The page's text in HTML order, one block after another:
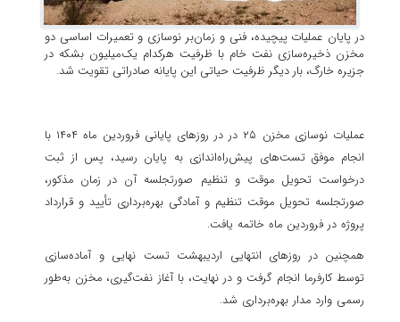
در پایان عملیات پیچیده، فنی و زمان‌بر نوسازی و تعمیرات اساسی دو
مخزن ذخیره‌سازی نفت خام با ظرفیت هرکدام یک‌میلیون بشکه در
جزیره خارگ، بار دیگر ظرفیت حیاتی این پایانه صادراتی تقویت شد.
عملیات نوسازی مخزن ۲۵ در در روزهای پایانی فروردین ماه ۱۴۰۴ با
انجام موفق تست‌های پیش‌راه‌اندازی به پایان رسید، پس از ثبت
درخواست تحویل موقت و تنظیم صورتجلسه آن در زمان مذکور،
صورتجلسه تحویل موقت تنظیم و آمادگی بهره‌برداری تأیید و قرارداد
پروژه در فروردین ماه خاتمه یافت.
همچنین در روزهای انتهایی اردیبهشت تست نهایی و آماده‌سازی
توسط کارفرما انجام گرفت و در نهایت، با آغاز نفت‌گیری، مخزن به‌طور
رسمی وارد مدار بهره‌برداری شد.